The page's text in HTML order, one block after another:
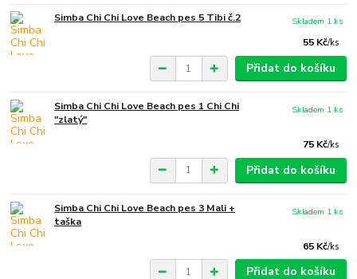
Simba Chi Chi Love Beach pes 5 Tibi č.2
55 Kč/ks
Skladem 1 ks
Přidat do košíku
Simba Chi Chi Love Beach pes 1 Chi Chi
"zlatý"
75 Kč/ks
Skladem 1 ks
Přidat do košíku
Simba Chi Chi Love Beach pes 3 Mali +
taška
65 Kč/ks
Skladem 1 ks
Přidat do košíku